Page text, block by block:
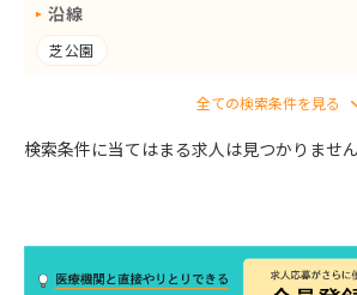
沿線
芝公園
検索条件に当てはまる求人は見つかりません